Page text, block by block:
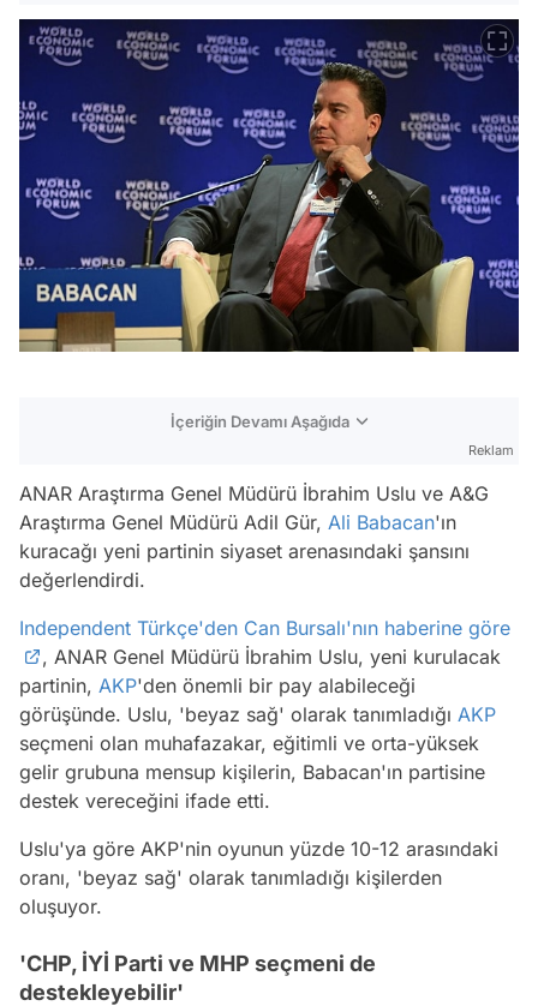
İçeriğin Devamı Aşağıda
Reklam
ANAR Araştırma Genel Müdürü İbrahim Uslu ve A&G
Araştırma Genel Müdürü Adil Gür, Ali Babacan'ın
kuracağı yeni partinin siyaset arenasındaki şansını
değerlendirdi.
Independent Türkçe'den Can Bursalı'nın haberine göre
, ANAR Genel Müdürü İbrahim Uslu, yeni kurulacak
partinin, AKP'den önemli bir pay alabileceği
görüşünde. Uslu, 'beyaz sağ' olarak tanımladığı AKP
seçmeni olan muhafazakar, eğitimli ve orta-yüksek
gelir grubuna mensup kişilerin, Babacan'ın partisine
destek vereceğini ifade etti.
Uslu'ya göre AKP'nin oyunun yüzde 10-12 arasındaki
oranı, 'beyaz sağ' olarak tanımladığı kişilerden
oluşuyor.
'CHP, İYİ Parti ve MHP seçmeni de
destekleyebilir'